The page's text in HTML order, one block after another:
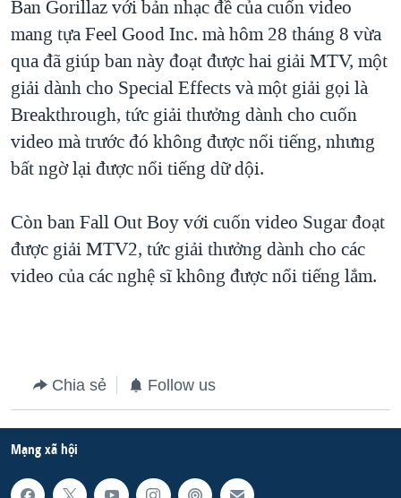
Ban Gorillaz với bản nhạc đề của cuốn video
mang tựa Feel Good Inc. mà hôm 28 tháng 8 vừa
qua đã giúp ban này đoạt được hai giải MTV, một
giải dành cho Special Effects và một giải gọi là
Breakthrough, tức giải thưởng dành cho cuốn
video mà trước đó không được nổi tiếng, nhưng
bất ngờ lại được nổi tiếng dữ dội.
Còn ban Fall Out Boy với cuốn video Sugar đoạt
được giải MTV2, tức giải thưởng dành cho các
video của các nghệ sĩ không được nổi tiếng lắm.
Chia sẻ Follow us
Mạng xã hội